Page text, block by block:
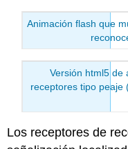
Animación flash que
Versión html5 de
receptores tipo peaje
Los receptores de